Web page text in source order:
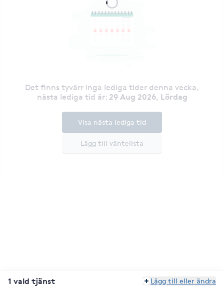
Det finns tyvärr inga lediga tider denna vecka,
nästa lediga tid är: 29 Aug 2026, Lördag
Lägg till väntelista
Visa nästa lediga tid
1 vald tjänst Lägg till eller ändra